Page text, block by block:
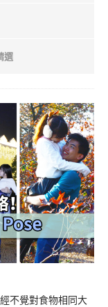
選
不覺對食物相同大